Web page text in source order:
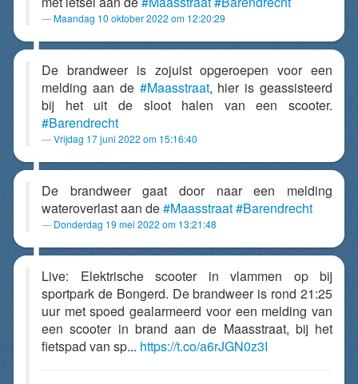
Maandag 10 oktober 2022 om 12:20:29
De brandweer is zojuist opgeroepen voor een
melding aan de #Maasstraat, hier is geassisteerd
bij het uit de sloot halen van een scooter.
#Barendrecht
Vrijdag 17 juni 2022 om 15:16:40
De brandweer gaat door naar een melding
wateroverlast aan de#Maasstraat#Barendrecht
Donderdag 19 mei 2022 om 13:21:48
Live: Elektrische scooter in vlammen op bij
sportpark de Bongerd. De brandweer is rond 21:25
uur met spoed gealarmeerd voor een melding van
een scooter in brand aan de Maasstraat, bij het
fietspad van sp... https://t.co/a6rJGN0z3I